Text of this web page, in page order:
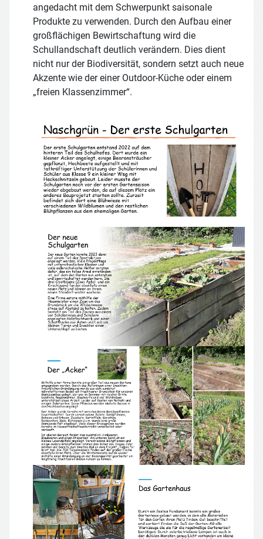
angedacht mit dem Schwerpunkt saisonale
Produkte zu verwenden. Durch den Aufbau einer
großflächigen Bewirtschaftung wird die
Schullandschaft deutlich verändern. Dies dient
nicht nur der Biodiversität, sondern setzt auch neue
Akzente wie der einer Outdoor-Küche oder einem
„freien Klassenzimmer“.